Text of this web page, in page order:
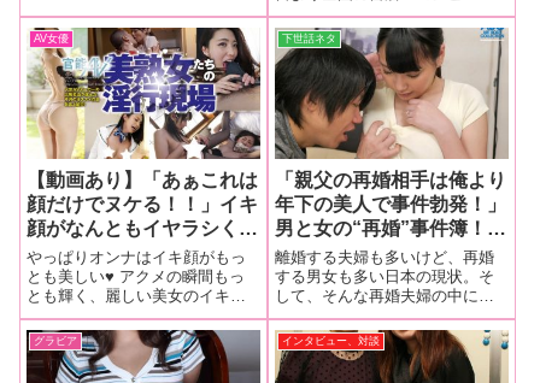
て発売開始！！ その気になる誌
面内容を写真満載でご紹介♪
AV女優
【動画あり】「あぁこれは
顔だけでヌケる！！」イキ
顔がなんともイヤラシく、
そして神々しいほどに見目
麗しい♥ イキ顔美女ＡＶこ
の５本！！
やっぱりオンナはイキ顔がもっ
とも美しい♥ アクメの瞬間もっ
とも輝く、麗しい美女のイキ顔
が拝める特選AVこの５作品！！
下世話ネタ
「親父の再婚相手は俺より
年下の美人で事件勃発！」
男と女の“再婚”事件簿！〜
再婚して幸せかと思いき
や…
離婚する夫婦も多いけど、再婚
する男女も多い日本の現状。そ
して、そんな再婚夫婦の中に、
驚きの性生活を送っている人た
ちがいた!!お父さんとアナタのオ
チンチン…どっちが美味しいか
な♥︎
グラビア インタビュー、対談